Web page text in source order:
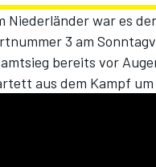
Niederländer war es
3 am
bereits vor
aus dem Kampf um